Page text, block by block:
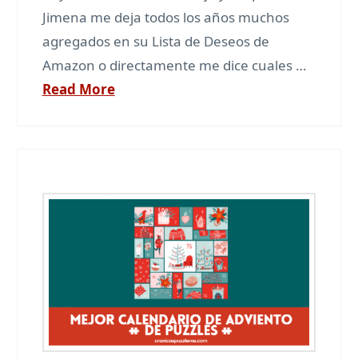
Jimena me deja todos los años muchos
agregados en su Lista de Deseos de
Amazon o directamente me dice cuales …
Read More